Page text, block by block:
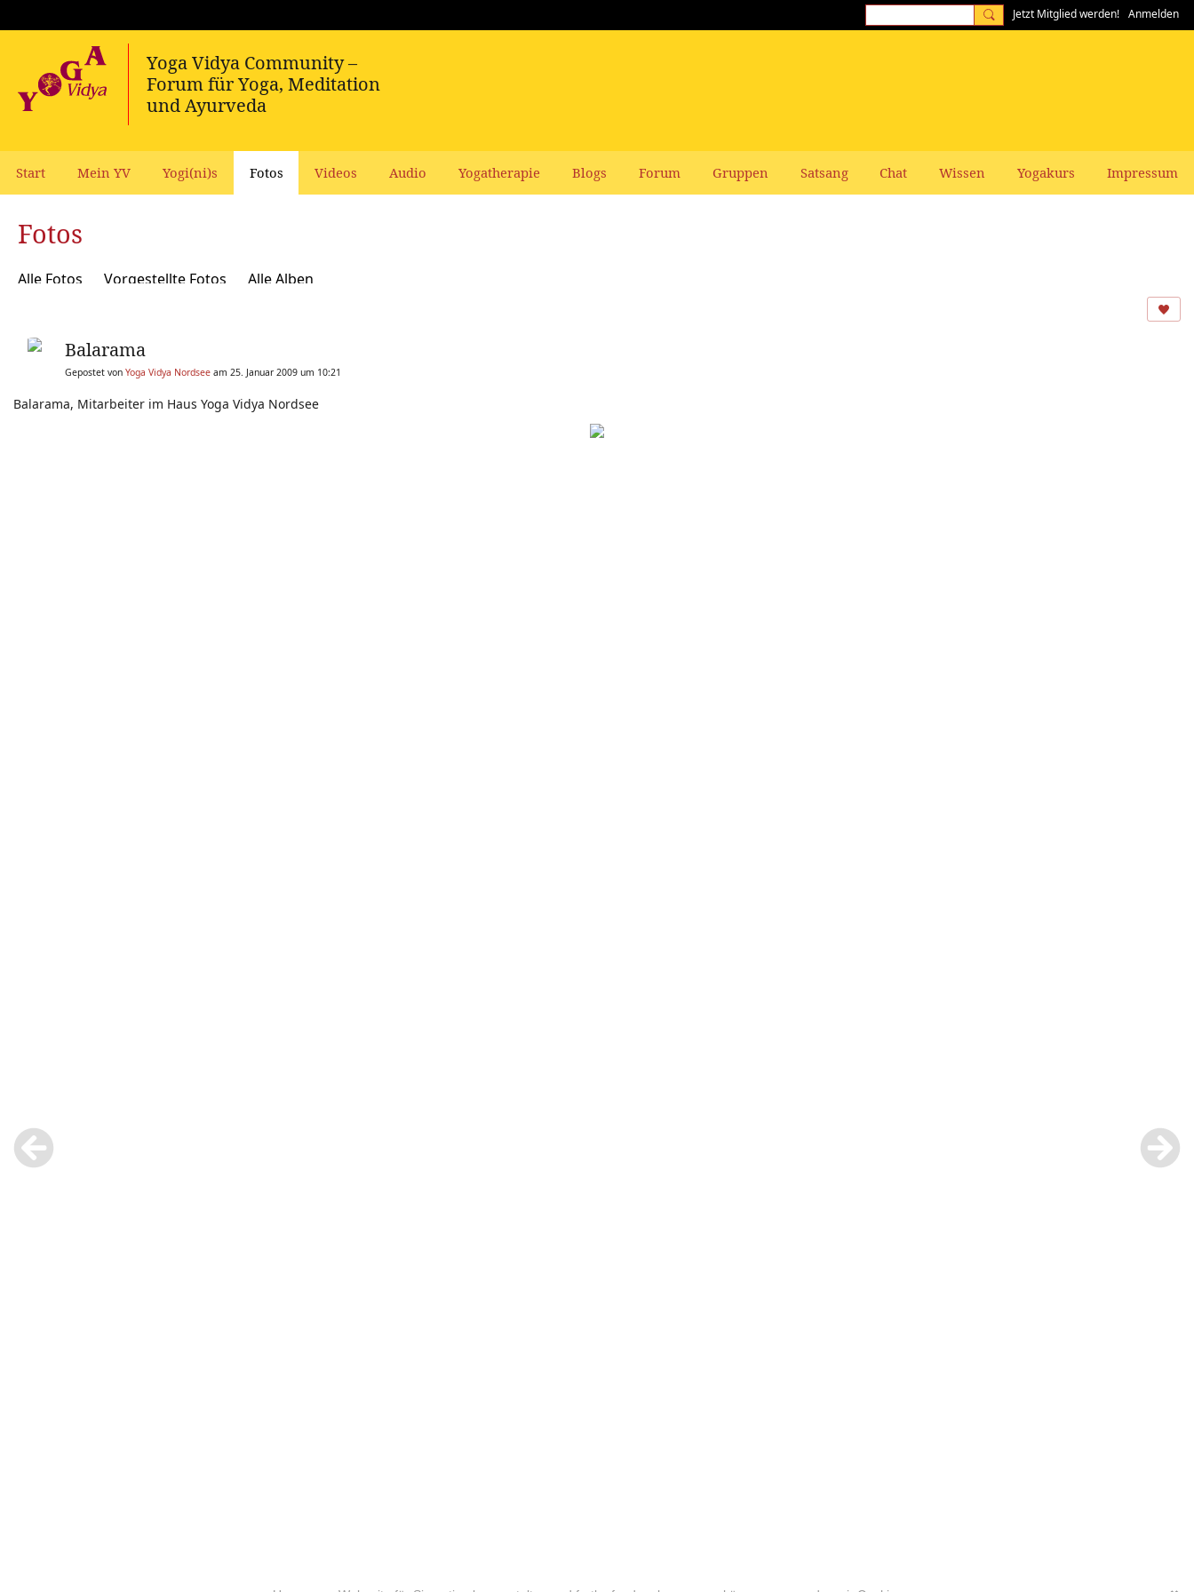
Jetzt Mitglied werden! Anmelden
Start Mein YV Yogi(ni)s Fotos Videos Audio Yogatherapie Blogs Forum Gruppen Satsang Chat Wissen Yogakurs Impressum
Fotos
Alle Fotos Vorgestellte Fotos Alle Alben
Balarama
Gepostet von Yoga Vidya Nordsee am 25. Januar 2009 um 10:21
Balarama, Mitarbeiter im Haus Yoga Vidya Nordsee